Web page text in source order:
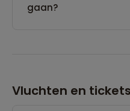
gaan?
Vluchten en tickets